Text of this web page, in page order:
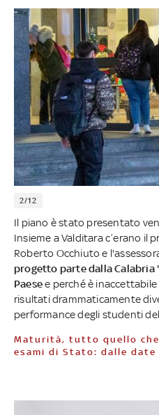
2/12
Il piano è stato presentato
Insieme a Valditara c’erano il
Roberto Occhiuto e
progetto parte dalla Calabria
Paesee perché è
risultati drammaticamente
performance degli studenti
Maturità, tutto quello che c'è da sapere sugli
esami di Stato: dalle